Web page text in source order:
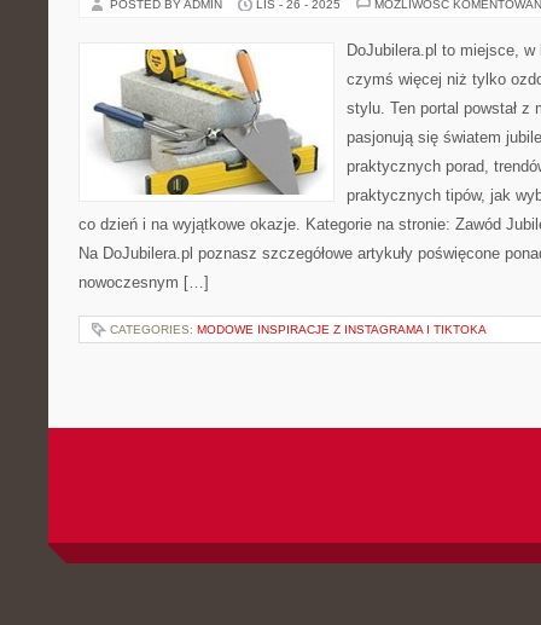
POSTED BY ADMIN LIS - 26 - 2025 MOŻLIWOŚĆ
DoJubilera.pl to miejsce,
czymś więcej niż tylko
stylu. Ten portal powstał z
pasjonują się światem
praktycznych porad,
praktycznych tipów, jak
co dzień i na wyjątkowe okazje. Kategorie na stronie: Zawód
Na DoJubilera.pl poznasz szczegółowe artykuły poświęcone
nowoczesnym […]
CATEGORIES: MODOWE INSPIRACJE Z INSTAGRAMA I TIKTOKA